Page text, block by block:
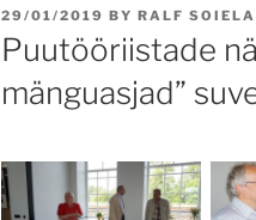
POSTED
ON
29/01/2019 BY RALF SOIELA
Puutööriistade
mänguasjad”